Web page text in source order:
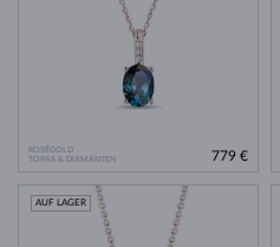
ROSÉGOLD
TOPAS & DIAMANTEN
779 €
AUF LAGER